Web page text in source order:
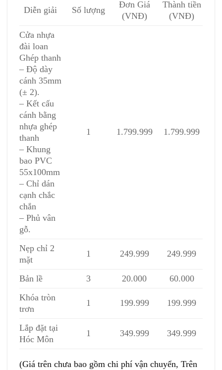
Diễn giải Số lượng
Đơn Giá
(VNĐ)
Thành tiền
(VNĐ)
Cửa nhựa
đài loan
Ghép thanh
– Độ dày
cánh 35mm
(± 2).
– Kết cấu
cánh bằng
nhựa ghép
thanh
– Khung
bao PVC
55x100mm
– Chỉ dán
cạnh chắc
chắn
– Phủ vân
gỗ.
1 1.799.999 1.799.999
Nẹp chỉ 2
mặt
1 249.999 249.999
Bản lề 3 20.000
60.000
Khóa tròn
trơn
1 199.999 199.999
Lắp đặt tại
Hóc Môn
1 349.999 349.999
(Giá trên chưa bao gồm chi phí vận chuyển, Trên